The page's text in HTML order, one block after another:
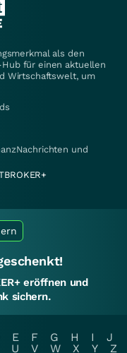
als den
für einen aktuellen
Wirtschaftswelt, um
und
eröffnen und
sichern.
E F G H I
J
U V W X Y
Z